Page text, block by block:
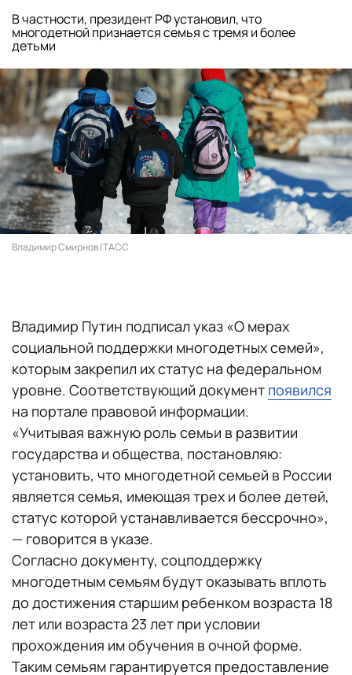
В частности, президент РФ установил, что
многодетной признается семья с тремя и более
детьми
Владимир Смирнов/ТАСС
Владимир Путин подписал указ «О мерах
социальной поддержки многодетных семей»,
которым закрепил их статус на федеральном
уровне. Соответствующий документ появился
на портале правовой информации.
«Учитывая важную роль семьи в развитии
государства и общества, постановляю:
установить, что многодетной семьей в России
является семья, имеющая трех и более детей,
статус которой устанавливается бессрочно»,
— говорится в указе.
Согласно документу, соцподдержку
многодетным семьям будут оказывать вплоть
до достижения старшим ребенком возраста 18
лет или возраста 23 лет при условии
прохождения им обучения в очной форме.
Таким семьям гарантируется предоставление